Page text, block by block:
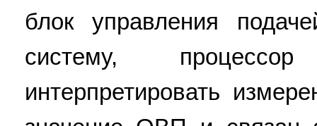
блок управления
систему,
интерпретировать